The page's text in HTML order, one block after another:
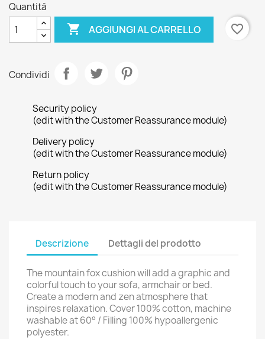
Quantità
 AGGIUNGI AL CARRELLO favorite_border
Condividi
Security policy
(edit with the Customer Reassurance module)
Delivery policy
(edit with the Customer Reassurance module)
Return policy
(edit with the Customer Reassurance module)
Descrizione Dettagli del prodotto
The mountain fox cushion will add a graphic and
colorful touch to your sofa, armchair or bed.
Create a modern and zen atmosphere that
inspires relaxation. Cover 100% cotton, machine
washable at 60° / Filling 100% hypoallergenic
polyester.